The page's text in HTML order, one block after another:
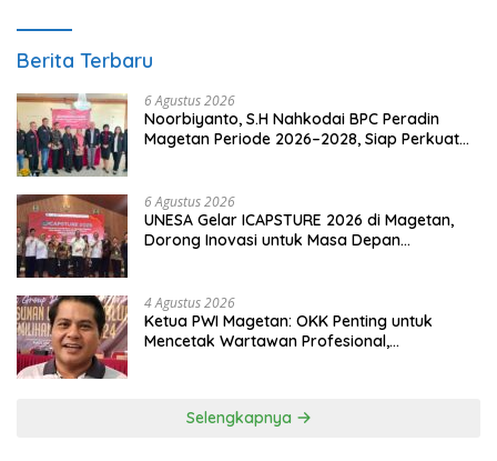
Berita Terbaru
6 Agustus 2026
Noorbiyanto, S.H Nahkodai BPC Peradin
Magetan Periode 2026–2028, Siap Perkuat
6 Agustus 2026
UNESA Gelar ICAPSTURE 2026 di Magetan,
Dorong Inovasi untuk Masa Depan
4 Agustus 2026
Ketua PWI Magetan: OKK Penting untuk
Mencetak Wartawan Profesional,
Selengkapnya